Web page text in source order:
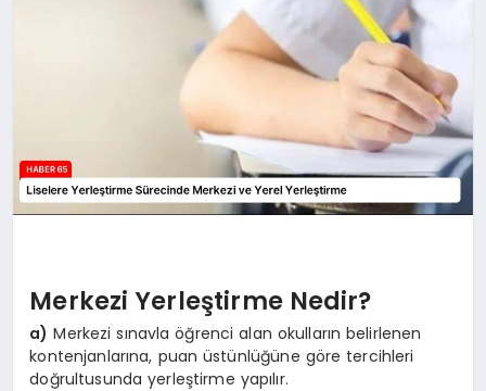
Merkezi Yerleştirme Nedir?
a) Merkezi sınavla öğrenci alan okulların belirlenen
kontenjanlarına, puan üstünlüğüne göre tercihleri
doğrultusunda yerleştirme yapılır.